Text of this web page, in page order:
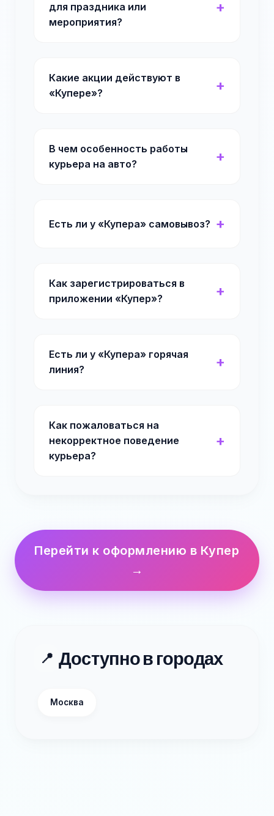
для праздника или
мероприятия?
Какие акции действуют в
«Купере»?
В чем особенность работы
курьера на авто?
Есть ли у «Купера» самовывоз?
Как зарегистрироваться в
приложении «Купер»?
Есть ли у «Купера» горячая
линия?
Как пожаловаться на
некорректное поведение
курьера?
Перейти к оформлению в Купер
→
📍 Доступно в городах
Москва